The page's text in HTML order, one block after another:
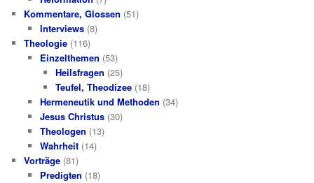
Kommentare, Glossen (51)
Interviews(8)
Theologie (116)
Einzelthemen (53)
Heilsfragen (25)
Teufel, Theodizee (18)
Hermeneutik und Methoden (34)
Jesus Christus(30)
Theologen (13)
Wahrheit(14)
Vorträge (81)
Predigten (18)